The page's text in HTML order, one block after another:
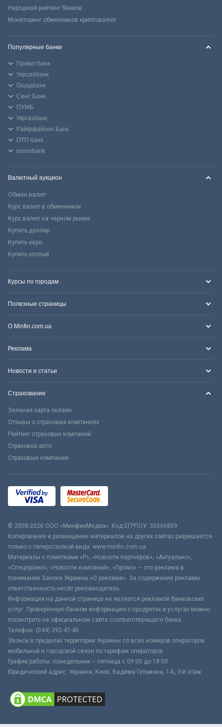
Народный рейтинг банков
Мониторинг обменников криптовалют
Популярные банки
Приватбанк
Укрсиббанк
Ощадбанк
Сенс Банк
ПУМБ
Укргазбанк
Райффайзен Банк
ОТП банк
monobank
Валютный аукцион
Обмен валют
Курс валют в обменниках
Курс валют на черном рынке
Купить доллар
Купить евро
Купить злотый
Курсы по городам
Полезные страницы
О Minfin.com.ua
Реклама
Новости и статьи
Страхование
Зеленая карта онлайн
Отзывы о страховых компаниях
Рейтинг страховых компаний
Страховка авто
Страховые компании
© 2008-2026 ООО «МинфинМедиа». Код ЕГРПОУ: 35506859
Копирование и размещение материалов на других сайтах разрешается
только с гиперссылкой вида: www.minfin.com.ua
Материалы с пометками «Р», «Новости партнёров», «Актуально»,
«Спецпроект», «Новости компаний», «Промо» – это реклама в
понимании Закона Украины «О рекламе». За содержание рекламы
ответственность несёт рекламодатель.
Информация на данной странице не является рекламой банковских
услуг. Проверенную банком информацию о продуктах и услугах можно
посмотреть на официальном сайте соответствующего банка.
Телефон: (044) 392-47-40
Звонок в пределах территории Украины со всех номеров операторов
мобильной и городской связи по тарифам операторов
График работы: понедельник – пятница с 09:00 до 18:00
Юридический адрес: Украина, Киев, Вадима Гетьмана, 1-Б, 3-й этаж